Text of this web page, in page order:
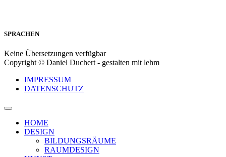
SPRACHEN
Keine Übersetzungen verfügbar
Copyright © Daniel Duchert - gestalten mit lehm
IMPRESSUM
DATENSCHUTZ
HOME
DESIGN
BILDUNGSRÄUME
RAUMDESIGN